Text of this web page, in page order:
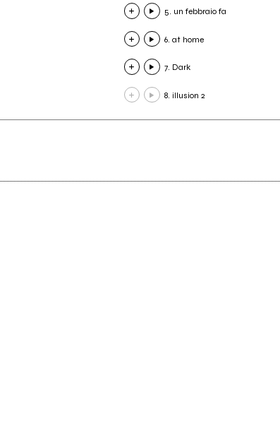
5. un febbraio fa
6. at home
7. Dark
8. illusion 2